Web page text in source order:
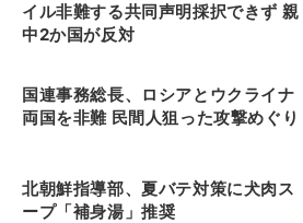
イル非難する共同声明採択できず 親
中2か国が反対
国連事務総長、ロシアとウクライナ
両国を非難 民間人狙った攻撃めぐり
北朝鮮指導部、夏バテ対策に犬肉ス
ープ「補身湯」推奨